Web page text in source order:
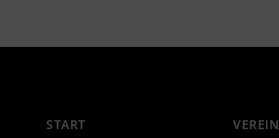
START VEREIN